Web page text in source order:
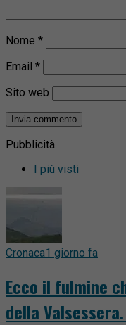
Nome *
Email *
Sito web
Pubblicità
I più visti
Cronaca1 giorno fa
Ecco il fulmine
della Valsessera.